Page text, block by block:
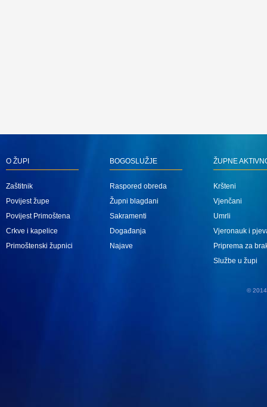
O ŽUPI
Zaštitnik
Povijest župe
Povijest Primoštena
Crkve i kapelice
Primoštenski župnici
BOGOSLUŽJE
Raspored obreda
Župni blagdani
Sakramenti
Događanja
Najave
ŽUPNE
Kršteni
Vjenčani
Umrli
Vjeronauk i
Priprema za
Službe u župi
© 2014